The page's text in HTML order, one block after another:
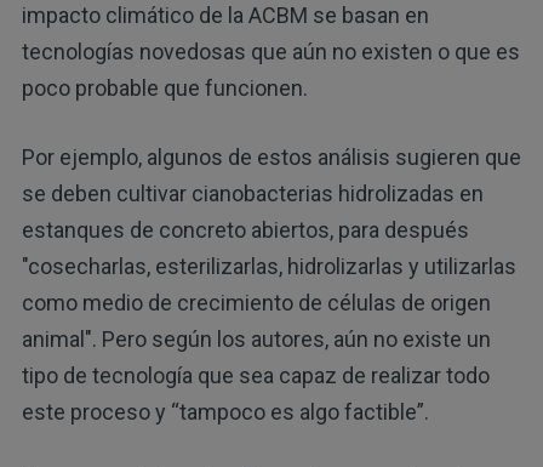
impacto climático de la ACBM se basan en
tecnologías novedosas que aún no existen o que es
poco probable que funcionen.
Por ejemplo, algunos de estos análisis sugieren que
se deben cultivar cianobacterias hidrolizadas en
estanques de concreto abiertos, para después
"cosecharlas, esterilizarlas, hidrolizarlas y utilizarlas
como medio de crecimiento de células de origen
animal". Pero según los autores, aún no existe un
tipo de tecnología que sea capaz de realizar todo
este proceso y “tampoco es algo factible”.